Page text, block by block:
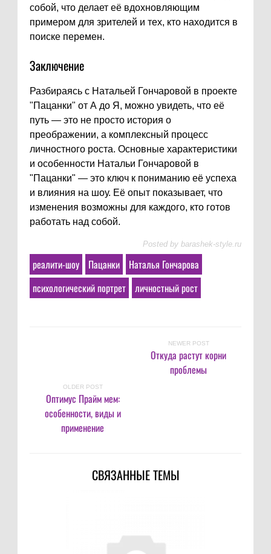
собой, что делает её вдохновляющим
примером для зрителей и тех, кто находится в
поиске перемен.
Заключение
Разбираясь с Натальей Гончаровой в проекте
"Пацанки" от А до Я, можно увидеть, что её
путь — это не просто история о
преображении, а комплексный процесс
личностного роста. Основные характеристики
и особенности Натальи Гончаровой в
"Пацанки" — это ключ к пониманию её успеха
и влияния на шоу. Её опыт показывает, что
изменения возможны для каждого, кто готов
работать над собой.
Posted by barashek-style.ru
реалити-шоу Пацанки
Наталья Гончарова
психологический портрет
личностный рост
NEWER POST
Откуда растут корни
проблемы
OLDER POST
Оптимус Прайм мем:
особенности, виды и
применение
СВЯЗАННЫЕ ТЕМЫ